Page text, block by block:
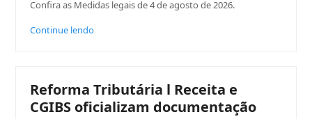
Confira as Medidas legais de 4 de agosto de 2026.
Continue lendo
Reforma Tributária l Receita e
CGIBS oficializam documentação